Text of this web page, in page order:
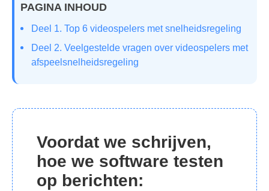
PAGINA INHOUD
Deel 1. Top 6 videospelers met snelheidsregeling
Deel 2. Veelgestelde vragen over videospelers met
afspeelsnelheidsregeling
Voordat we schrijven,
hoe we software testen
op berichten: